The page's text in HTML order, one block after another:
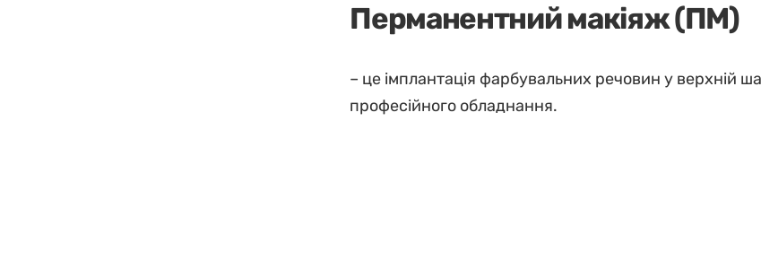
Перманентний макіяж (ПМ)
– це імплантація фарбувальних речовин у верхній
професійного обладнання.